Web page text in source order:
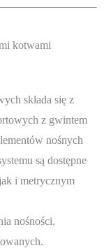
kotwami
składa się z
z gwintem
nośnych
są dostępne
i metrycznym
nośności.